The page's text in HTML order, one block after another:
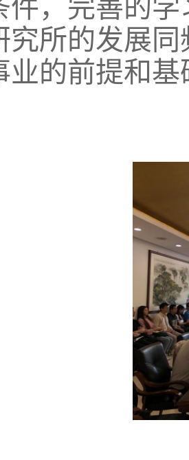
件，完善的
究所的发展
业的前提和基